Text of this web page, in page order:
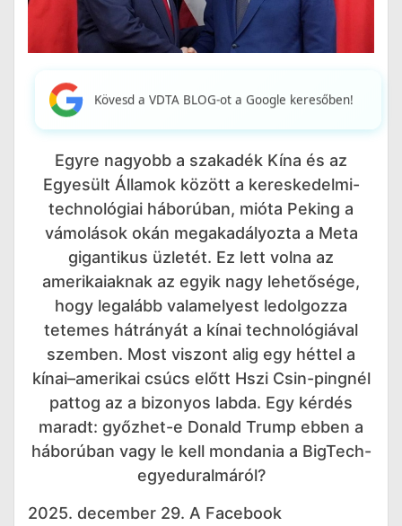
Kövesd a VDTA BLOG-ot a Google keresőben!
Egyre nagyobb a szakadék Kína és az
Egyesült Államok között a kereskedelmi-
technológiai háborúban, mióta Peking a
vámolások okán megakadályozta a Meta
gigantikus üzletét. Ez lett volna az
amerikaiaknak az egyik nagy lehetősége,
hogy legalább valamelyest ledolgozza
tetemes hátrányát a kínai technológiával
szemben. Most viszont alig egy héttel a
kínai–amerikai csúcs előtt Hszi Csin-pingnél
pattog az a bizonyos labda. Egy kérdés
maradt: győzhet-e Donald Trump ebben a
háborúban vagy le kell mondania a BigTech-
egyeduralmáról?
2025. december 29. A Facebook